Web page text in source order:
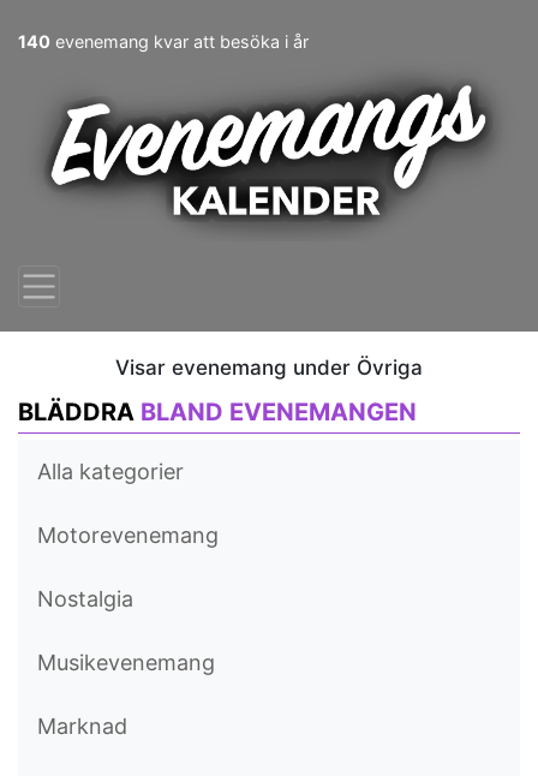
140 evenemang kvar att besöka i år
Visar evenemang under Övriga
BLÄDDRA BLAND EVENEMANGEN
Alla kategorier
Motorevenemang
Nostalgia
Musikevenemang
Marknad